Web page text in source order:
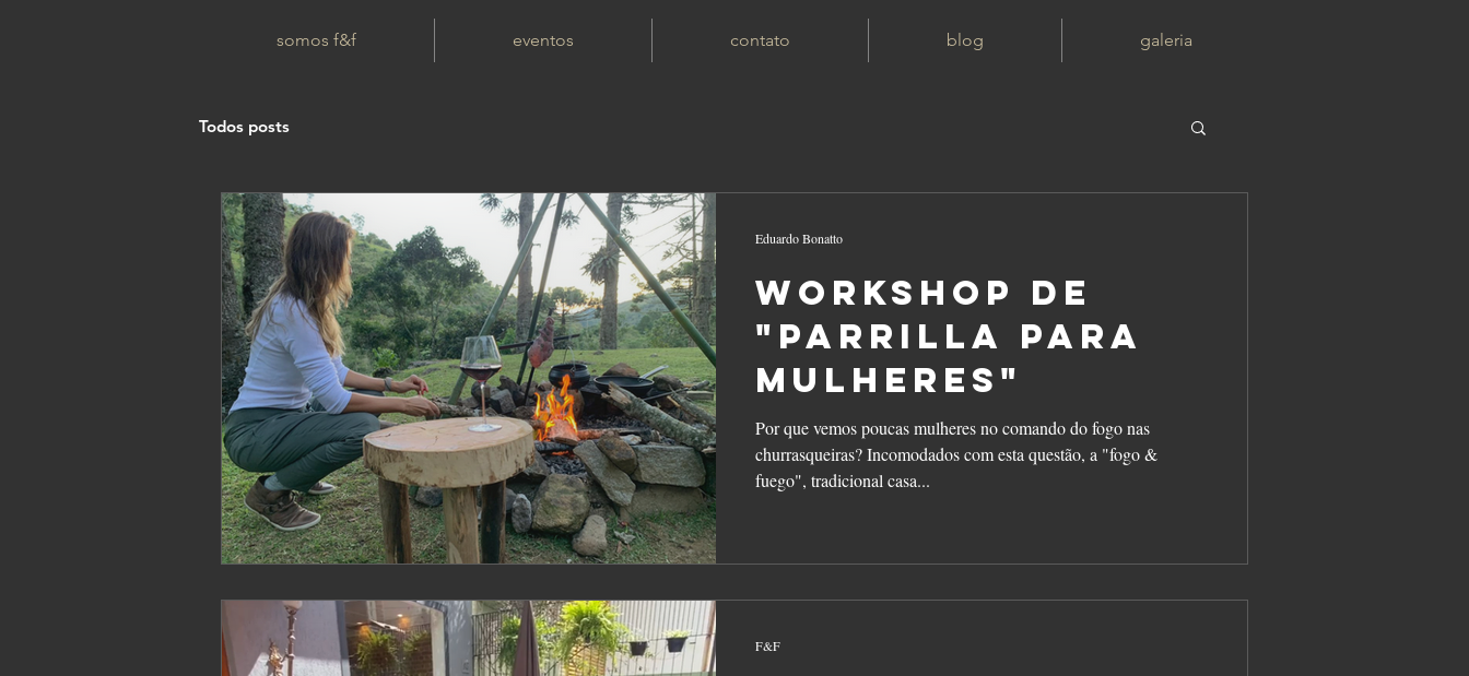
somos f&f eventos contato blog galeria
Todos posts
Workshop de
"Parrilla para
Mulheres"
Por que vemos poucas mulheres no comando do fogo nas
churrasqueiras? Incomodados com esta questão, a "fogo &
fuego", tradicional casa...
Eduardo Bonatto
F&F